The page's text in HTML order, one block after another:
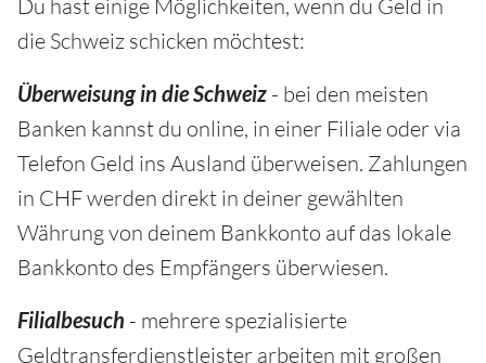
Du hast einige Möglichkeiten, wenn du Geld in
die Schweiz schicken möchtest:
Überweisung in die Schweiz - bei den meisten
Banken kannst du online, in einer Filiale oder via
Telefon Geld ins Ausland überweisen. Zahlungen
in CHF werden direkt in deiner gewählten
Währung von deinem Bankkonto auf das lokale
Bankkonto des Empfängers überwiesen.
Filialbesuch - mehrere spezialisierte
Geldtransferdienstleister arbeiten mit großen